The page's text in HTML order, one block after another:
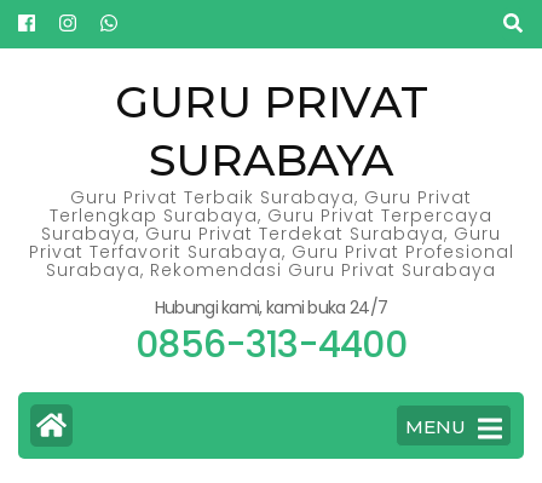
Lompat
ke
GURU PRIVAT
SURABAYA
Guru Privat Terbaik Surabaya, Guru Privat
Terlengkap Surabaya, Guru Privat Terpercaya
Surabaya, Guru Privat Terdekat Surabaya, Guru
Privat Terfavorit Surabaya, Guru Privat Profesional
Surabaya, Rekomendasi Guru Privat Surabaya
Hubungi kami, kami buka 24/7
0856-313-4400
MENU